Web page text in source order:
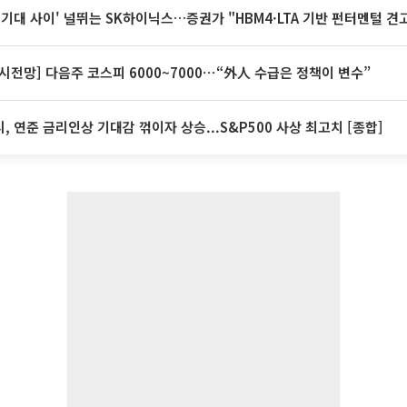
대 사이' 널뛰는 SK하이닉스…증권가 "HBM4·LTA 기반 펀터멘털 견
전망] 다음주 코스피 6000~7000⋯“外人 수급은 정책이 변수”
, 연준 금리인상 기대감 꺾이자 상승...S&P500 사상 최고치 [종합]